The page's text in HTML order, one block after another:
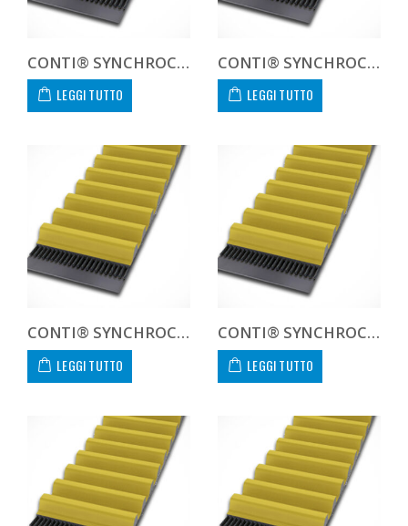
CONTI® SYNCHROCHAIN CARBON CTD 14M 1190 20 C
LEGGI TUTTO
CONTI® SYNCHROCHAIN CARBON CTD 14M 1190 37 C
LEGGI TUTTO
CONTI® SYNCHROCHAIN CARBON CTD 14M 1190 68 C
LEGGI TUTTO
CONTI® SYNCHROCHAIN CARBON CTD 14M 1190 90 C
LEGGI TUTTO